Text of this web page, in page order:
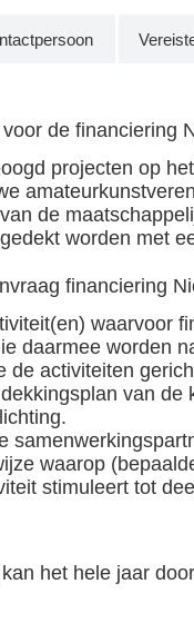
de financiering
projecten op
de
worden met
financiering
waarvoor
daarmee worden
de activiteiten
van
waarop
stimuleert tot
het hele jaar